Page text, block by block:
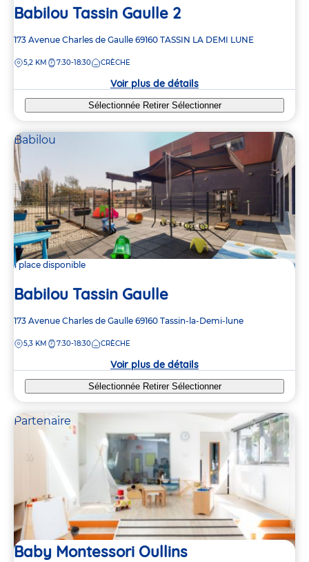
Babilou Tassin Gaulle 2
Adresse
la
173 Avenue Charles de Gaulle 69160 TASSIN LA DEMI LUNE
DISTANCE
5,2 KM 7:30-18:30 CRÈCHE
Voir plus de détails
Sélectionnée Retirer Sélectionner
Babilou
1 place disponible
Babilou Tassin Gaulle
Adresse
la
173 Avenue Charles de Gaulle 69160 Tassin-la-Demi-lune
DISTANCE
5,3 KM 7:30-18:30 CRÈCHE
Voir plus de détails
Sélectionnée Retirer Sélectionner
Partenaire
Baby Montessori Oullins